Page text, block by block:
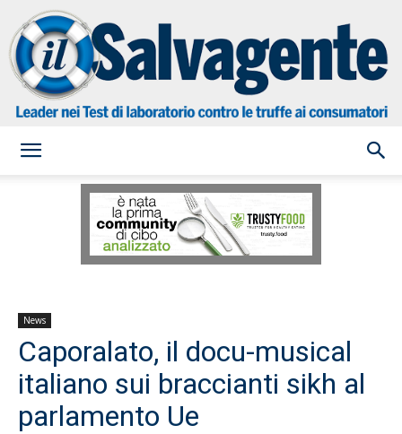
Salvagente
News
Caporalato, il docu-musical
italiano sui braccianti sikh al
parlamento Ue